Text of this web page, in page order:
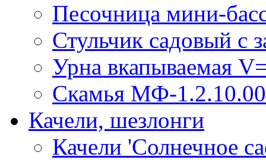
Песочница мини-
Стульчик садовый с
Урна вкапываемая
Скамья МФ-1.2.10.00
Качели, шезлонги
Качели 'Солнечное